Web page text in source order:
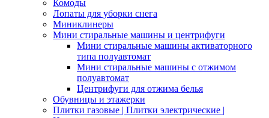
Комоды
Лопаты для уборки снега
Миниклинеры
Мини стиральные машины и центрифуги
Мини стиральные машины активаторного
типа полуавтомат
Мини стиральные машины с отжимом
полуавтомат
Центрифуги для отжима белья
Обувницы и этажерки
Плитки газовые | Плитки электрические |